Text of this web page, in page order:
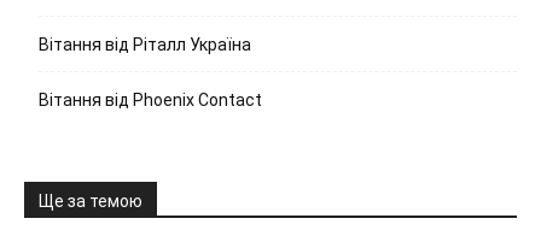
Вітання від Ріталл Україна
Вітання від Phoenix Contact
Ще за темою